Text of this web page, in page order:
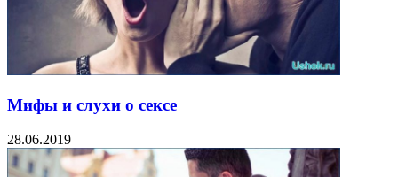
Мифы и слухи о сексе
28.06.2019